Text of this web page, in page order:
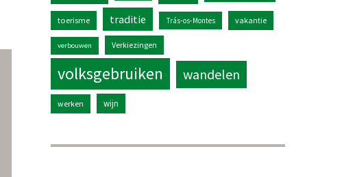
toerisme traditie Trás-os-Montes vakantie
verbouwen Verkiezingen
volksgebruiken wandelen
werken wijn